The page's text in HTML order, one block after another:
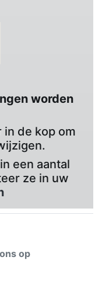
worden
de kop om
een aantal
ze in uw
op